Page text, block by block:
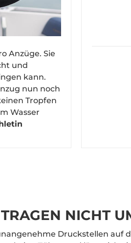
Anzüge. Sie
und
kann.
nun noch
Tropfen
Wasser
NICHT
Druckstellen auf